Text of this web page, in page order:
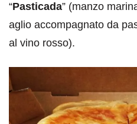
“Pasticada” (manzo
aglio accompagnato da
al vino rosso).